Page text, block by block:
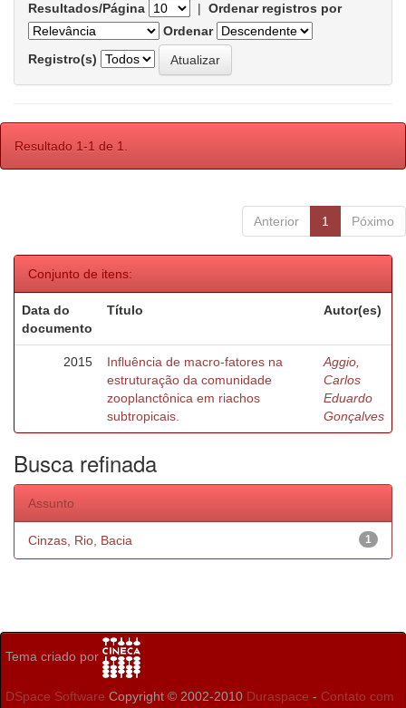
Resultados/Página | Ordenar registros por
Ordenar
Registro(s)
Resultado 1-1 de 1.
Anterior 1 Póximo
Conjunto de itens:
Data do
documento
Título Autor(es)
2015
Influência de macro-fatores na
estruturação da comunidade
zooplanctônica em riachos
subtropicais.
Aggio,
Carlos
Eduardo
Gonçalves
Busca refinada
Assunto
1
Cinzas, Rio, Bacia
Tema criado por
DSpace Software Copyright © 2002-2010 Duraspace - Contato com